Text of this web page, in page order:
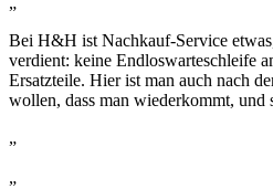
Bei H&H ist Nachkauf-Service
verdient: keine Endloswarteschleife
Ersatzteile. Hier ist man auch nach
wollen, dass man wiederkommt, und
„
„